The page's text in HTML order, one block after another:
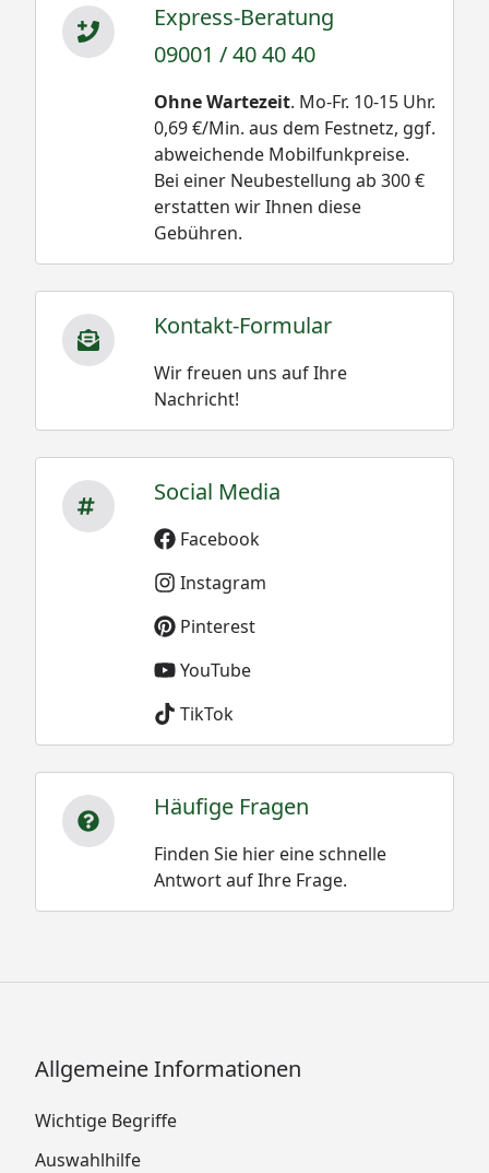
Express-Beratung
09001 / 40 40 40
Ohne Wartezeit. Mo-Fr. 10-15 Uhr.
0,69 €/Min. aus dem Festnetz, ggf.
abweichende Mobilfunkpreise.
Bei einer Neubestellung ab 300 €
erstatten wir Ihnen diese
Gebühren.
Kontakt-Formular
Wir freuen uns auf Ihre
Nachricht!
Social Media
Facebook
Instagram
Pinterest
YouTube
TikTok
Häufige Fragen
Finden Sie hier eine schnelle
Antwort auf Ihre Frage.
Allgemeine Informationen
Wichtige Begriffe
Auswahlhilfe